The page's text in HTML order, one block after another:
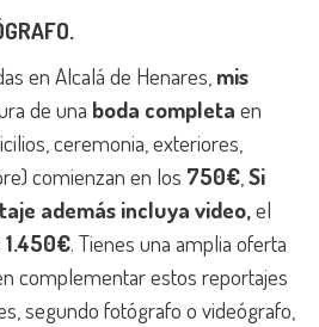
en Alcalá de Henares, mis
de una boda completa en
ceremonia, exteriores,
comienzan en los 750€,Si
además incluya video,el
1.450€. Tienes una amplia oferta
complementar estos reportajes
segundo fotógrafo o videógrafo,